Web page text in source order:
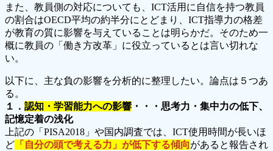
また、教員側の対応についても、ICT活用に自信を持つ教員
の割合はOECD平均の約半分にとどまり、ICT指導力の格差
が教育の質に影響を与えていることは明らかだ。そのため一
概に教員の「働き方改革」に役立っているとは言い切れな
い。
以下に、主な負の影響を分析的に整理したい。論点は５つあ
る。
１． 認知・学習能力への影響 ・・・思考力・集中力の低下、
記憶定着の浅化
上記の「PISA2018」や国内調査では、ICT使用時間が長いほ
ど 「自分の頭で考える力」が低下する傾向があると報告され